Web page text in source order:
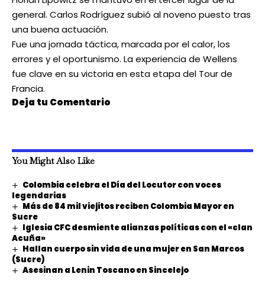
general. Carlos Rodríguez subió al noveno puesto tras
una buena actuación.
Fue una jornada táctica, marcada por el calor, los
errores y el oportunismo. La experiencia de Wellens
fue clave en su victoria en esta etapa del Tour de
Francia.
Deja tu Comentario
You Might Also Like
Colombia celebra el Día del Locutor con voces
legendarias
Más de 84 mil viejitos reciben Colombia Mayor en
Sucre
Iglesia CFC desmiente alianzas políticas con el «clan
Acuña»
Hallan cuerpo sin vida de una mujer en San Marcos
(Sucre)
Asesinan a Lenin Toscano en Sincelejo